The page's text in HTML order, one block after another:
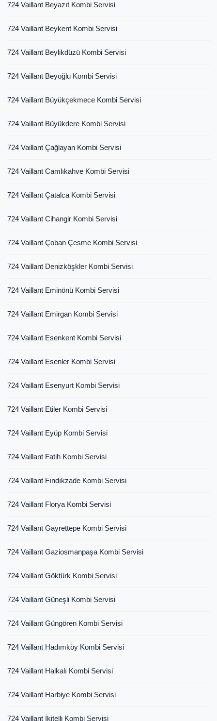
724 Vaillant Beyazıt Kombi Servisi
724 Vaillant Beykent Kombi Servisi
724 Vaillant Beylikdüzü Kombi Servisi
724 Vaillant Beyoğlu Kombi Servisi
724 Vaillant Büyükçekmece Kombi Servisi
724 Vaillant Büyükdere Kombi Servisi
724 Vaillant Çağlayan Kombi Servisi
724 Vaillant Camlıkahve Kombi Servisi
724 Vaillant Çatalca Kombi Servisi
724 Vaillant Cihangir Kombi Servisi
724 Vaillant Çoban Çesme Kombi Servisi
724 Vaillant Denizköşkler Kombi Servisi
724 Vaillant Eminönü Kombi Servisi
724 Vaillant Emirgan Kombi Servisi
724 Vaillant Esenkent Kombi Servisi
724 Vaillant Esenler Kombi Servisi
724 Vaillant Esenyurt Kombi Servisi
724 Vaillant Etiler Kombi Servisi
724 Vaillant Eyüp Kombi Servisi
724 Vaillant Fatih Kombi Servisi
724 Vaillant Fındıkzade Kombi Servisi
724 Vaillant Florya Kombi Servisi
724 Vaillant Gayrettepe Kombi Servisi
724 Vaillant Gaziosmanpaşa Kombi Servisi
724 Vaillant Göktürk Kombi Servisi
724 Vaillant Güneşli Kombi Servisi
724 Vaillant Güngören Kombi Servisi
724 Vaillant Hadımköy Kombi Servisi
724 Vaillant Halkalı Kombi Servisi
724 Vaillant Harbiye Kombi Servisi
724 Vaillant İkitelli Kombi Servisi